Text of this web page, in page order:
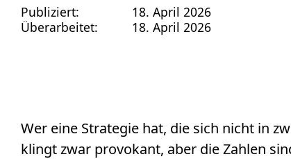
Publiziert:
18. April 2026
Überarbeitet:
18. April 2026
Wer eine Strategie hat, die sich nicht in
klingt zwar provokant, aber die Zahlen